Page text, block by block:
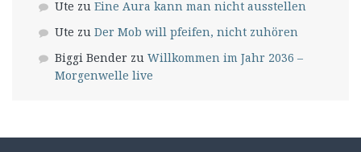
Ute zu Eine Aura kann man nicht ausstellen
Ute zu Der Mob will pfeifen, nicht zuhören
Biggi Bender zu Willkommen im Jahr 2036 –
Morgenwelle live